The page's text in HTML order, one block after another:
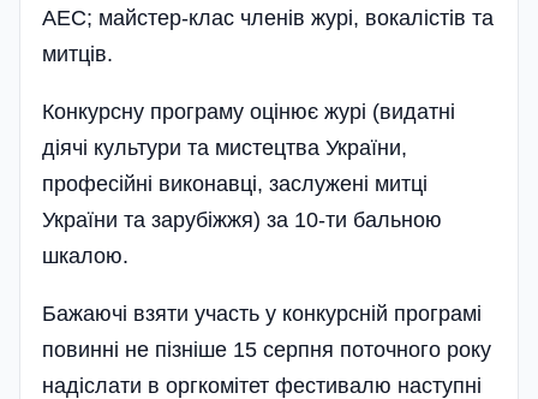
АЕС; майстер-клас членів журі, вокалістів та
митців.
Конкурсну програму оцінює журі (видатні
діячі культури та мистецтва України,
професійні виконавці, заслужені митці
України та зарубіжжя) за 10-ти бальною
шкалою.
Бажаючі взяти участь у конкурсній програмі
повинні не пізніше 15 серпня поточного року
надіслати в оргкомітет фестивалю наступні